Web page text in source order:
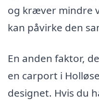
og kræver mindre
kan påvirke den
En anden faktor,
en carport i
designet. Hvis du